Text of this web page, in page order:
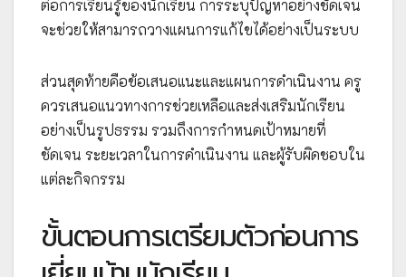
ต่อการเรียนรู้ของนักเรียน การระบุปัญหาอย่างชัดเจน
จะช่วยให้สามารถวางแผนการแก้ไขได้อย่างเป็นระบบ
ส่วนสุดท้ายคือข้อเสนอแนะและแผนการดำเนินงาน ครู
ควรเสนอแนวทางการช่วยเหลือและส่งเสริมนักเรียน
อย่างเป็นรูปธรรม รวมถึงการกำหนดเป้าหมายที่
ชัดเจน ระยะเวลาในการดำเนินงาน และผู้รับผิดชอบใน
แต่ละกิจกรรม
ขั้นตอนการเตรียมตัวก่อนการ